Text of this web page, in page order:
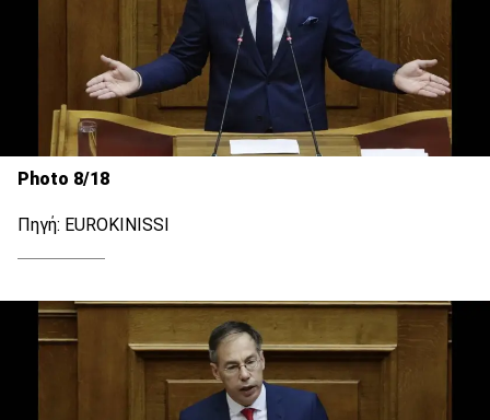
Photo 8/18
Πηγή: EUROKINISSI